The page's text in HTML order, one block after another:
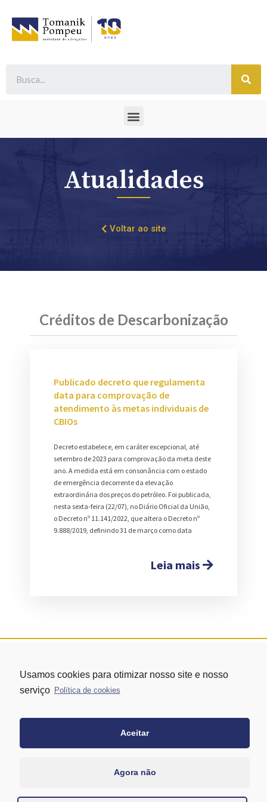
Atualidades
Voltar ao site
Créditos de Descarbonização
Publicado decreto que regulamenta
data para comprovação de
atendimento às metas individuais de
CBIOs
Decreto estabelece, em caráter excepcional, até
setembro de 2023 para comprovação da meta deste
ano. A medida está em consonância com o estado
de emergência decorrente da elevação
extraordinária dos preços do petróleo. Foi publicada,
nesta sexta-feira (22/07), no Diário Oficial da União,
o Decreto nº 11.141/2022, que altera o Decreto nº
9.888/2019, definindo 31 de março como data
Leia mais
andar – conj. 1305 – Vila Mariana - São Paulo/SP
Usamos cookies para otimizar nosso site e nosso
serviço Política de cookies
Aceitar
Agora não